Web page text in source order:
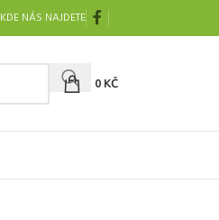
KDE NÁS NAJDETE
0 KČ